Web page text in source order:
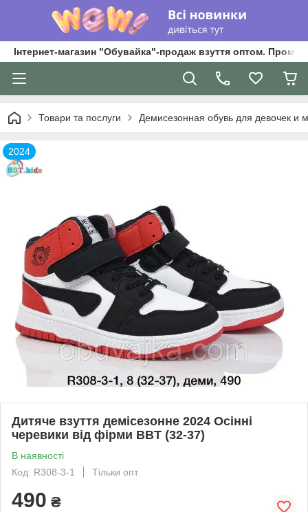
Інтернет-магазин "Обувайка"-продаж взуття оптом.
Товари та послуги Демисезонная обувь для девочек и
2024
Дитяче взуття демісезонне 2024 Осінні
черевики від фірми BBT (32-37)
В наявності
Код: R308-3-1
Тільки опт
490 ₴